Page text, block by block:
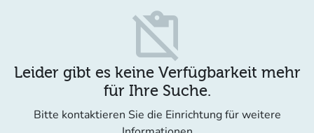
content_paste_off
Leider gibt es keine Verfügbarkeit mehr
für Ihre Suche.
Bitte kontaktieren Sie die Einrichtung für weitere